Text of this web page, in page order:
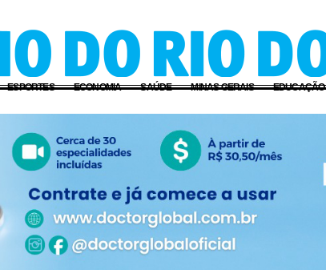
ESPORTES ECONOMIA SAÚDE MINAS GERAIS EDUCAÇÃO